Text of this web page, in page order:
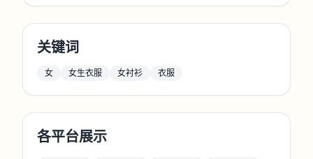
关键词
女 女生衣服 女衬衫 衣服
各平台展示